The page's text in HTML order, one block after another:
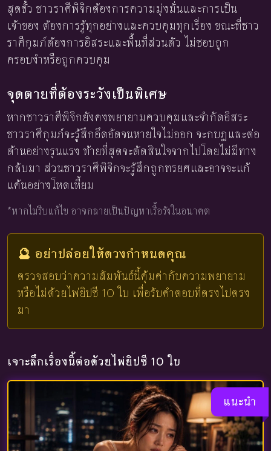
สุดขั้ว ชาวราศีพิจิกต้องการความมุ่งมั่นและการเป็น
เจ้าของ ต้องการรู้ทุกอย่างและควบคุมทุกเรื่อง ขณะที่ชาว
ราศีกุมภ์ต้องการอิสระและพื้นที่ส่วนตัว ไม่ชอบถูก
ครอบงำหรือถูกควบคุม
จุดตายที่ต้องระวังเป็นพิเศษ
หากชาวราศีพิจิกยังคงพยายามควบคุมและจำกัดอิสระ
ชาวราศีกุมภ์จะรู้สึกอึดอัดจนหายใจไม่ออก จะกบฏและต่อ
ต้านอย่างรุนแรง ท้ายที่สุดจะตัดสินใจจากไปโดยไม่มีทาง
กลับมา ส่วนชาวราศีพิจิกจะรู้สึกถูกทรยศและอาจจะแก้
แค้นอย่างโหดเหี้ยม
*หากไม่รีบแก้ไข อาจกลายเป็นปัญหาเรื้อรังในอนาคต
🔮 อย่าปล่อยให้ดวงกำหนดคุณ
ตรวจสอบว่าความสัมพันธ์นี้คุ้มค่ากับความพยายาม
หรือไม่ด้วยไพ่ยิปซี 10 ใบ เพื่อรับคำตอบที่ตรงไปตรง
มา
เจาะลึกเรื่องนี้ต่อด้วยไพ่ยิปซี 10 ใบ
แนะนำ